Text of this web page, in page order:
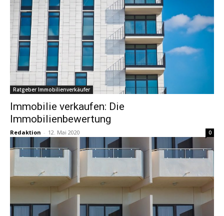
Ratgeber Immobilienverkäufer
Immobilie verkaufen: Die
Immobilienbewertung
Redaktion - 12. Mai 2020 0